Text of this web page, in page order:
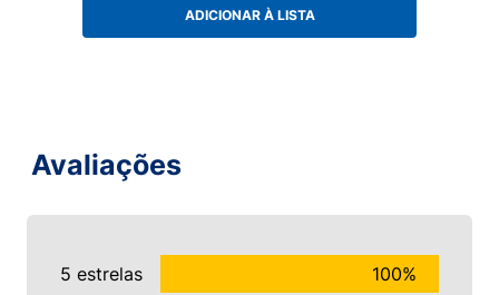
ADICIONAR À LISTA
Avaliações
5 estrelas 100%